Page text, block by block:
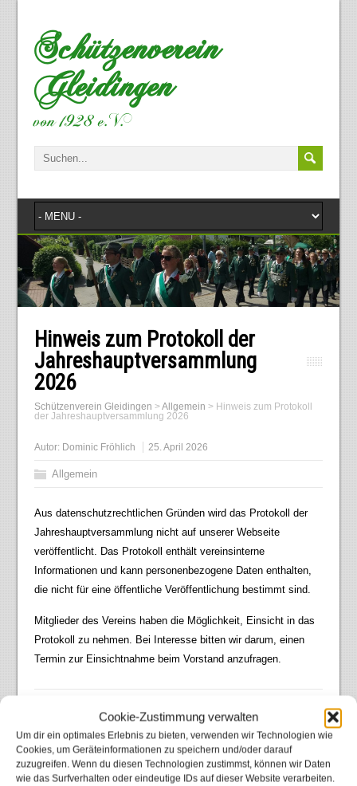
Cookie-Zustimmung verwalten
Um dir ein optimales Erlebnis zu bieten, verwenden wir Technologien wie
Cookies, um Geräteinformationen zu speichern und/oder darauf
zuzugreifen. Wenn du diesen Technologien zustimmst, können wir Daten
wie das Surfverhalten oder eindeutige IDs auf dieser Website verarbeiten.
Schützenverein
Gleidingen
von 1928 e.V.
Hinweis zum Protokoll der
Jahreshauptversammlung
2026
Schützenverein Gleidingen >Allgemein > Hinweis zum Protokoll
der Jahreshauptversammlung 2026
Autor: Dominic Fröhlich 25. April 2026
Allgemein
Aus datenschutzrechtlichen Gründen wird das Protokoll der
Jahreshauptversammlung nicht auf unserer Webseite
veröffentlicht. Das Protokoll enthält vereinsinterne
Informationen und kann personenbezogene Daten enthalten,
die nicht für eine öffentliche Veröffentlichung bestimmt sind.
Mitglieder des Vereins haben die Möglichkeit, Einsicht in das
Protokoll zu nehmen. Bei Interesse bitten wir darum, einen
Termin zur Einsichtnahme beim Vorstand anzufragen.
Vereinsunterstützer